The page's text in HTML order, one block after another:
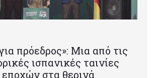
πρόεδρος»: Mια από τις
ισπανικές ταινίες
στα θερινά